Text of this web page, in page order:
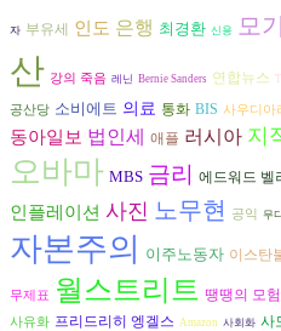
자 부유세 인도 은행 최경환 신용 모
산 강의 죽음 레닌 Bernie Sanders 연합뉴스
공산당 소비에트 의료 통화 BIS 사우디아
동아일보 법인세 애플 러시아 지
오바마 MBS 금리 에드워드 벨
인플레이션 사진 노무현 공익 무
자본주의 이주노동자 이스탄
무제표 월스트리트 땡땡의 모험
사유화 프리드리히 엥겔스 Amazon 사회화 사